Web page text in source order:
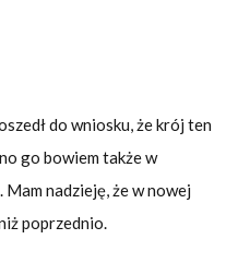
do wniosku, że krój ten
go bowiem także w
Mam nadzieję, że w nowej
poprzednio.